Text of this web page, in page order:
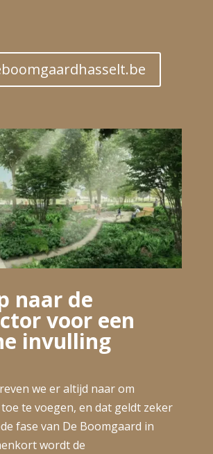
naar de
voor een
invulling
we er altijd naar om
te voegen, en dat geldt zeker
fase van De Boomgaard in
wordt de